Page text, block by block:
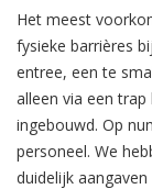
Het meest
fysieke barrières
entree, een te
alleen via een
ingebouwd. Op
personeel. We
duidelijk